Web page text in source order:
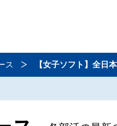
ス 【女子ソフト】全日